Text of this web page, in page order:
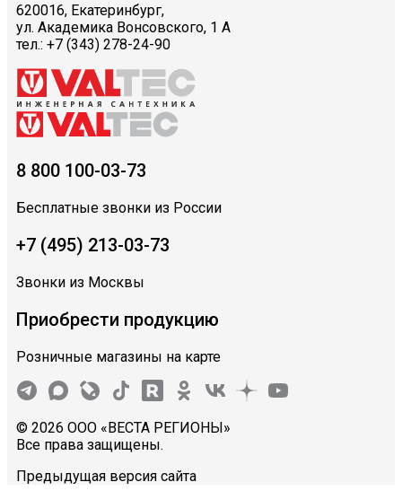
620016, Екатеринбург,
ул. Академика Вонсовского, 1 А
тел.: +7 (343) 278-24-90
8 800 100-03-73
Бесплатные звонки из России
+7 (495) 213-03-73
Звонки из Москвы
Приобрести продукцию
Розничные магазины на карте
© 2026 ООО «ВЕСТА РЕГИОНЫ»
Все права защищены.
Предыдущая версия сайта